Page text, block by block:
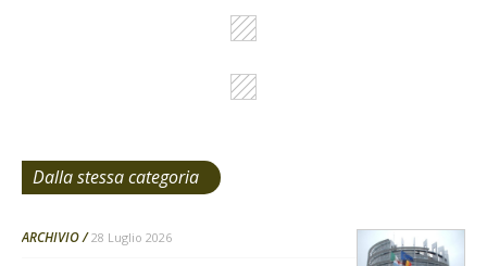
Dalla stessa categoria
ARCHIVIO 28 Luglio 2026